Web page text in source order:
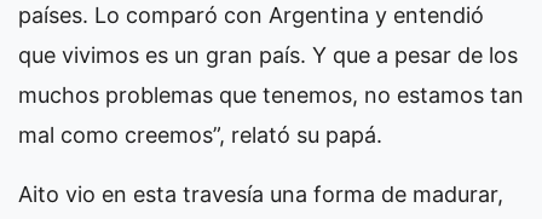
países. Lo comparó con Argentina y entendió
que vivimos es un gran país. Y que a pesar de los
muchos problemas que tenemos, no estamos tan
mal como creemos”, relató su papá.
Aito vio en esta travesía una forma de madurar,